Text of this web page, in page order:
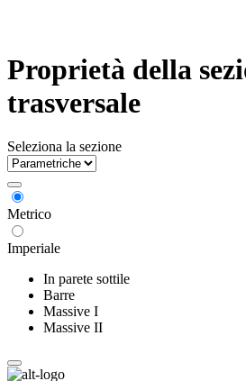
Proprietà della
trasversale
Seleziona la sezione
Metrico
Imperiale
In parete sottile
Barre
Massive I
Massive II